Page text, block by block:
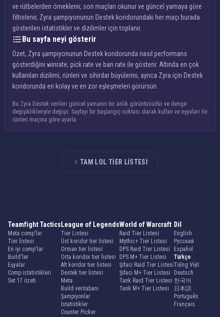
ve rütbelerden örneklenir, son maçları okunur ve güncel yamaya göre
filtrelenir, Zyra şampiyonunun Destek koridorundaki her maçı burada
gösterilen istatistikler ve dizilimler için toplanır.
Bu sayfa neyi gösterir
Özet, Zyra şampiyonunun Destek koridorunda nasıl performans
gösterdiğini winrate, pick rate ve ban rate ile gösterir. Altında en çok
kullanılan dizilimi, rünleri ve sihirdar büyülerini, ayrıca Zyra için Destek
koridorunda en kolay ve en zor eşleşmeleri görürsün.
Bu Zyra Destek verileri güncel yamanın bir anlık görüntüsüdür ve denge
değişiklikleriyle değişir. Sayfayı bir başlangıç noktası olarak kullan ve eşyaları ile
rünleri maçına göre uyarla.
TAM LOL TIER LISTESI
Teamfight Tactics
Meta comp'lar
Tier listesi
En iyi comp'lar
Build'ler
Eşyalar
Comp istatistikleri
Set 17 özeti
League of Legends
Tier Listesi
Üst koridor tier listesi
Orman tier listesi
Orta koridor tier listesi
Alt koridor tier listesi
Destek tier listesi
Meta
Build veritabanı
Şampiyonlar
İstatistikler
Counter Picker
World of Warcraft
Raid Tier Listesi
Mythic+ Tier Listesi
DPS Raid Tier Listesi
DPS M+ Tier Listesi
Şifacı Raid Tier Listesi
Şifacı M+ Tier Listesi
Tank Raid Tier Listesi
Tank M+ Tier Listesi
Dil
English
Русский
Español
Türkçe
Tiếng Việt
Deutsch
한국어
日本語
Português
Français